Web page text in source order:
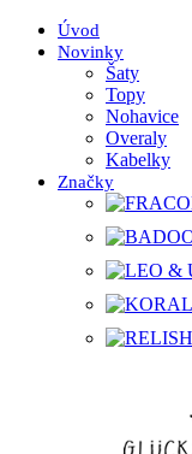
Úvod
Novinky
Šaty
Topy
Nohavice
Overaly
Kabelky
Značky